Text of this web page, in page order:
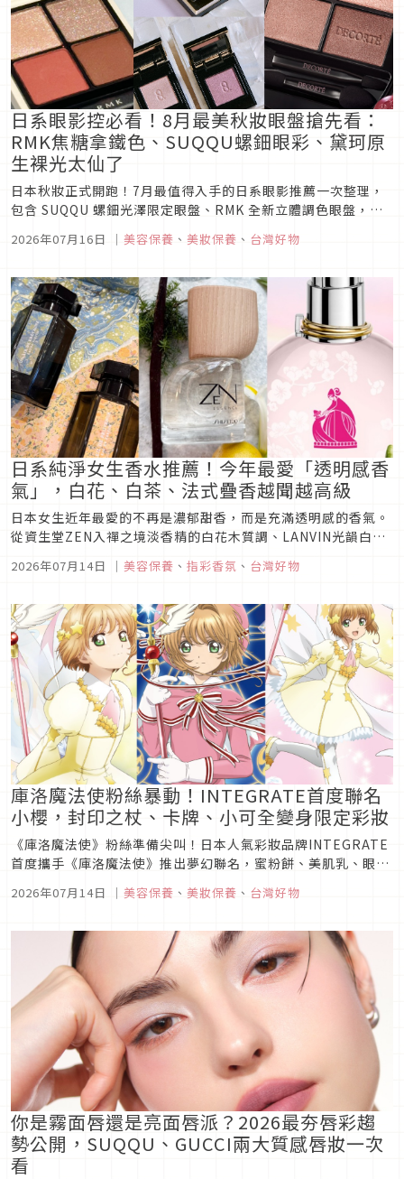
日系眼影控必看！8月最美秋妝眼盤搶先看：
RMK焦糖拿鐵色、SUQQU螺鈿眼彩、黛珂原
生裸光太仙了
日本秋妝正式開跑！7月最值得入手的日系眼影推薦一次整理，
包含 SUQQU 螺鈿光澤限定眼盤、RMK 全新立體調色眼盤，以
棕還是細緻貝殼光，今年秋天最仙的日系眼妝靈感都在這。
2026年07月16日 ｜ 美容保養 、 美妝保養 、 台灣好物
日系純淨女生香水推薦！今年最愛「透明感香
氣」，白花、白茶、法式疊香越聞越高級
日本女生近年最愛的不再是濃郁甜香，而是充滿透明感的香氣。
從資生堂ZEN入禪之境淡香精的白花木質調、LANVIN光韻白茶
Layering疊香玩法，一次盤點今年最值得收藏的3款高級感香
2026年07月14日 ｜ 美容保養 、 指彩香氛 、 台灣好物
庫洛魔法使粉絲暴動！INTEGRATE首度聯名
小櫻，封印之杖、卡牌、小可全變身限定彩妝
《庫洛魔法使》粉絲準備尖叫！日本人氣彩妝品牌INTEGRATE
首度攜手《庫洛魔法使》推出夢幻聯名，蜜粉餅、美肌乳、眼線
限定打卡門市，今夏最值得收藏的日系聯名正式登場。
2026年07月14日 ｜ 美容保養 、 美妝保養 、 台灣好物
你是霧面唇還是亮面唇派？2026最夯唇彩趨
勢公開，SUQQU、GUCCI兩大質感唇妝一次
看